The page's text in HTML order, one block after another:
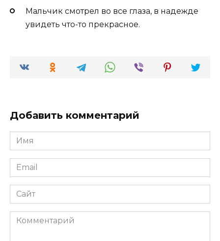
Мальчик смотрел во все глаза, в надежде
увидеть что-то прекрасное.
Добавить комментарий
Имя
*
Email
*
Сайт
Комментарий